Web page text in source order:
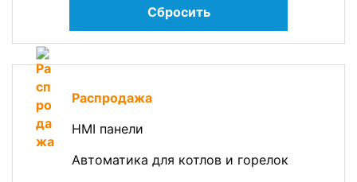
Сбросить
Распродажа
HMI панели
Автоматика для котлов и горелок